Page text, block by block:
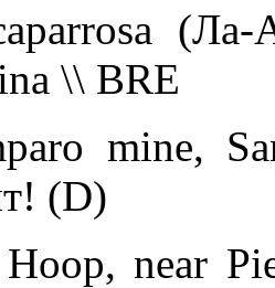
(Ла-
\\ BRE
mine,
(D)
Hoop, near